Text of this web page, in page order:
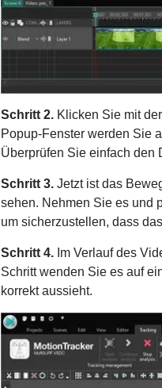
Schritt 2. Klicken Sie mit
Popup-Fenster werden Sie
Überprüfen Sie einfach den
Schritt 3. Jetzt ist das
sehen. Nehmen Sie es und
um sicherzustellen, dass
Schritt 4. Im Verlauf des
Schritt wenden Sie es auf
korrekt aussieht.